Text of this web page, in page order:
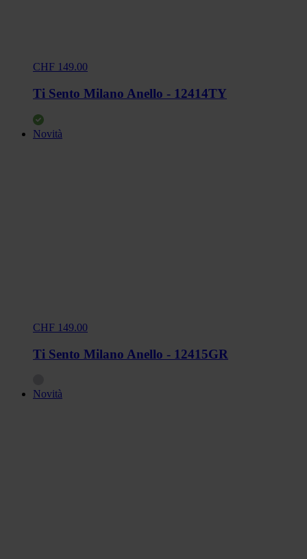
CHF 149.00
Ti Sento Milano Anello - 12414TY
Novità
CHF 149.00
Ti Sento Milano Anello - 12415GR
Novità